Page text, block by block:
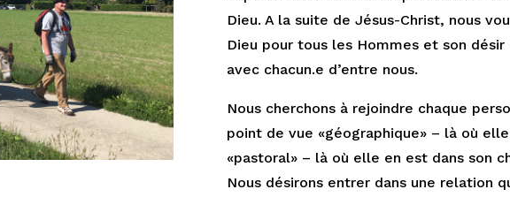
Dieu. A la suite de Jésus-Christ, nous
Dieu pour tous les Hommes et son désir
avec chacun.e d’entre nous.
Nous cherchons à rejoindre chaque
point de vue «géographique» – là où
«pastoral» – là où elle en est dans son
Nous désirons entrer dans une relation